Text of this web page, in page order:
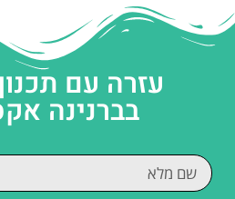
עזרה עם
בברנינה